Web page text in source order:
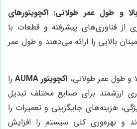
و طول عمر طولانی: اکچویتورهای
از فناوری‌های پیشرفته و قطعات با
بالایی را ارائه می‌دهند و طول عمر
و طول عمر طولانی، اکچویتور AUMA
را
ارزشمند برای صنایع مختلف تبدیل
هزینه‌های جایگزینی و تعمیرات را
و بهره‌وری کلی سیستم را افزایش